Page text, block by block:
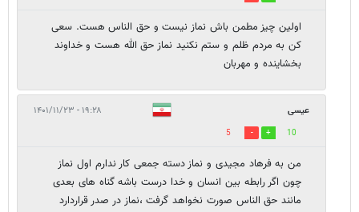
اولین چیز مطمن باش نماز نیست و حق الناس هست. سعی
کن به مردم ظلم و ستم نکنید نماز حق الله هست و خداوند
بخشاینده و مهربان
عيسی ۱۹:۲۸ - ۱۴۰۱/۱۱/۲۳
10
5
من به فرهاد مجیدی و نماز دسته جمعی کار ندارم اول نماز
چون اگر رابطه بین انسان و خدا درست باشه گناه های بعدی
مانند حق الناس صورت نخواهد گرفت ،نماز در صدر قراردارد